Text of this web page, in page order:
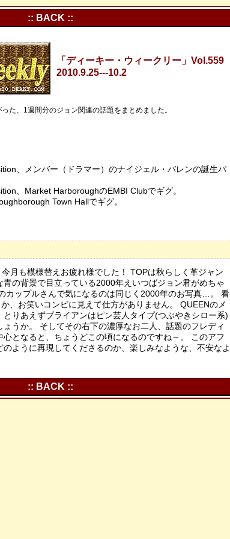
:: BACK ::
「ディーキー・ウィークリー」Vol.559
2010.9.25---10.2
た、1週間分のジョン関連の話題をまとめました。
、メンバー（ドラマー）のナイジェル・バレンの誕生パ
、Market HarboroughのEMBI Clubでギグ。
Town Hallでギグ。
今月も模様替えお疲れ様でした！ TOPは秋らしく革ジャン
の背景で目立っている2000年えいつばジョン君がめちゃ
カップルさんで気になるのは同じく2000年のお写真…。 看
、お笑いコンビに見えて仕方がありません。 QUEENのメ
とりあえずブライアンはピン芸人タイプ(つぶやきシロー系)
うか。 そしてその右下の濃厚なお二人、話題のフレディ
となると、ちょうどこの頃になるのですね～。 このアフ
ように再現してくださるのか、楽しみなような、不安なよ
:: BACK ::